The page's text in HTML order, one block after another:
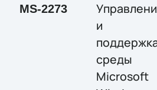
MS-2273
и
среды
Microsoft